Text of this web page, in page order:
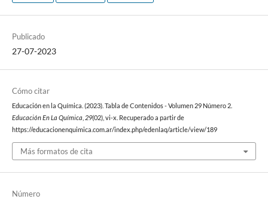
Publicado
27-07-2023
Cómo citar
Educación en la Química. (2023). Tabla de Contenidos - Volumen 29 Número 2.
Educación En La Química 29(02), vi-x. Recuperado a partir de
https://educacionenquimica.com.ar/index.php/edenlaq/article/view/189
Más formatos de cita
Número